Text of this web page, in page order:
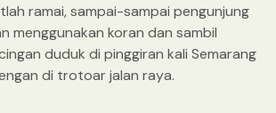
ramai, sampai-sampai pengunjung
menggunakan koran dan sambil
duduk di pinggiran kali Semarang
di trotoar jalan raya.